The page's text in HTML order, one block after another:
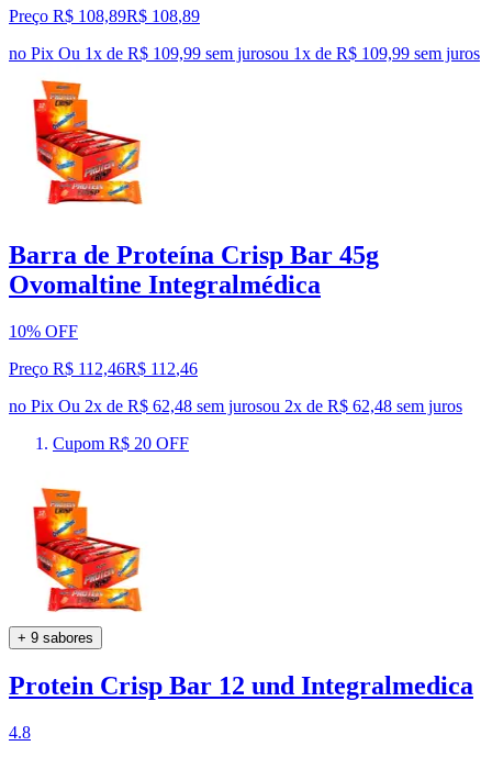
Preço R$ 108,89R$ 108,89
no Pix Ou 1x de R$ 109,99 sem jurosou 1x de R$ 109,99 sem juros
Barra de Proteína Crisp Bar 45g
Ovomaltine Integralmédica
10% OFF
Preço R$ 112,46R$ 112,46
no Pix Ou 2x de R$ 62,48 sem jurosou 2x de R$ 62,48 sem juros
Cupom R$ 20 OFF
+ 9 sabores
Protein Crisp Bar 12 und Integralmedica
4.8